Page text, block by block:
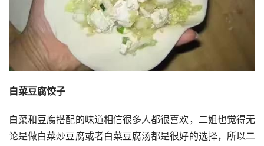
白菜豆腐饺子
白菜和豆腐搭配的味道相信很多人都很喜欢，二姐也觉得无
论是做白菜炒豆腐或者白菜豆腐汤都是很好的选择，所以二